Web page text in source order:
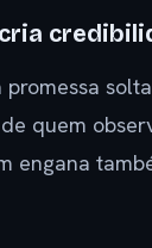
promessa
quem
engana